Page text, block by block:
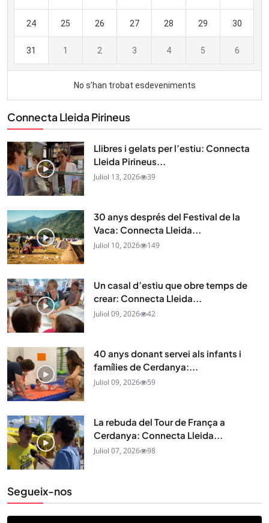
Connecta Lleida Pirineus
Llibres i gelats per l’estiu: Connecta
Lleida Pirineus...
Juliol 13, 2026 39
30 anys després del Festival de la
Vaca: Connecta Lleida...
Juliol 10, 2026 149
Un casal d’estiu que obre temps de
crear: Connecta Lleida...
Juliol 09, 2026 42
40 anys donant servei als infants i
famílies de Cerdanya:...
Juliol 09, 2026 59
La rebuda del Tour de França a
Cerdanya: Connecta Lleida...
Juliol 07, 2026 98
Segueix-nos